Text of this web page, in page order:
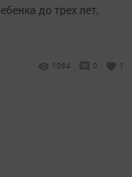
до трех лет,
1064 0 1